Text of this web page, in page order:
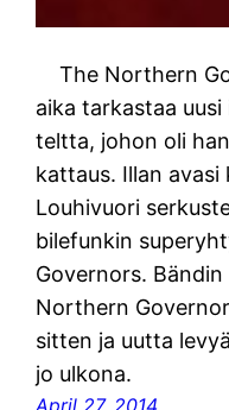
The Northern
aika tarkastaa
teltta, johon oli
kattaus. Illan
Louhivuori
bilefunkin
Governors.
Northern
sitten ja uutta
jo ulkona.